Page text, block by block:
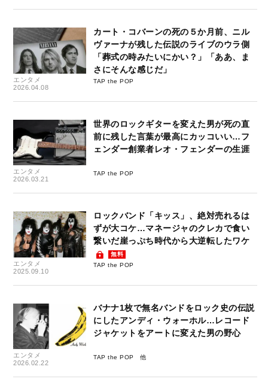
エンタメ
2026.04.08
カート・コバーンの死の５か月前、ニル
ヴァーナが残した伝説のライブのウラ側
「葬式の時みたいにかい？」「ああ、ま
さにそんな感じだ」
TAP the POP
エンタメ
2026.03.21
世界のロックギターを変えた男が死の直
前に残した言葉が最高にカッコいい…フ
ェンダー創業者レオ・フェンダーの生涯
TAP the POP
エンタメ
2025.09.10
ロックバンド「キッス」、絶対売れるは
ずが大コケ…マネージャのクレカで食い
繋いだ崖っぷち時代から大逆転したワケ
無料
TAP the POP
エンタメ
2026.02.22
バナナ1枚で無名バンドをロック史の伝説
にしたアンディ・ウォーホル…レコード
ジャケットをアートに変えた男の野心
TAP the POP